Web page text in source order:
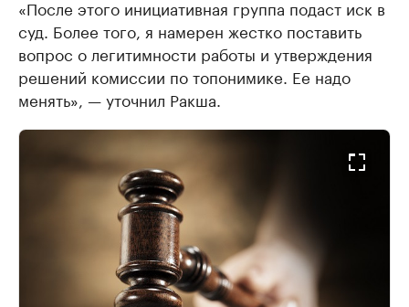
«После этого инициативная группа подаст иск в
суд. Более того, я намерен жестко поставить
вопрос о легитимности работы и утверждения
решений комиссии по топонимике. Ее надо
менять», — уточнил Ракша.